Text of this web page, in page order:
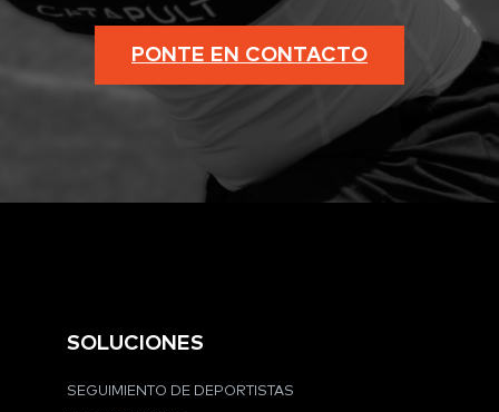
PONTE EN CONTACTO
SOLUCIONES
SEGUIMIENTO DE DEPORTISTAS